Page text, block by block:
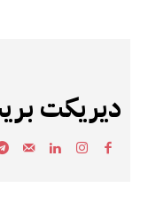
ديريكت